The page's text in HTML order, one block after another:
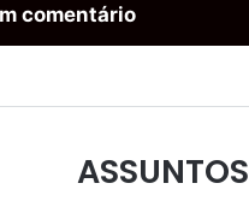
comentário